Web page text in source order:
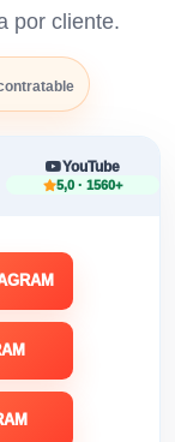
por cliente.
YouTube
5,0 · 1560+